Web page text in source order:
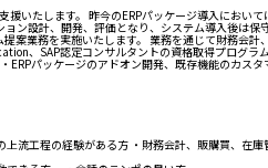
いたします。 昨今のERPパッケージ導入にお
設計、開発、評価となり、システム導入後は
業務を実施いたします。 業務を通じて財務会
、SAP認定コンサルタントの資格取得プログ
ッケージのアドオン開発、既存機能のカス
流工程の経験がある方 ・財務会計、販購買、